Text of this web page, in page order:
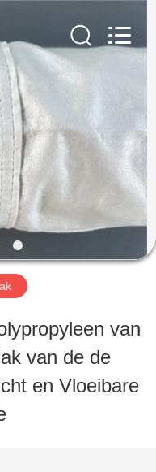
van
van de de
en Vloeibare